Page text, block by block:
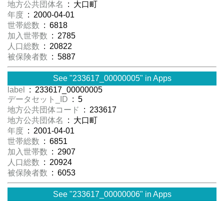
地方公共団体名
: 大口町
年度 : 2000-04-01
世帯総数 : 6818
加入世帯数 : 2785
人口総数 : 20822
被保険者数 : 5887
See "233617_00000005" in Apps
label
: 233617_00000005
データセット_ID : 5
地方公共団体コード
: 233617
地方公共団体名
: 大口町
年度 : 2001-04-01
世帯総数 : 6851
加入世帯数 : 2907
人口総数 : 20924
被保険者数 : 6053
See "233617_00000006" in Apps